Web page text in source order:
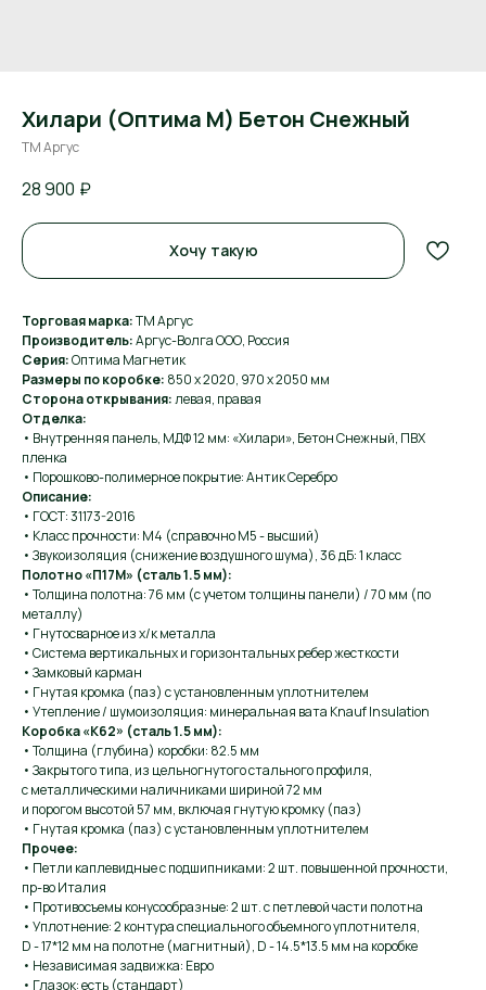
Хилари (Оптима М) Бетон Снежный
ТМ Аргус
28 900 ₽
Хочу такую
Торговая марка:ТМ Аргус
Производитель:Аргус-Волга ООО, Россия
Серия:Оптима Магнетик
Размеры по коробке: 850 х 2020, 970 х 2050 мм
Сторона открывания:левая, правая
Отделка:
• Внутренняя панель, МДФ 12 мм: «Хилари», Бетон Снежный, ПВХ
пленка
• Порошково-полимерное покрытие: Антик Серебро
Описание:
• ГОСТ: 31173-2016
• Класс прочности: М4 (справочно М5 - высший)
• Звукоизоляция (снижение воздушного шума), 36 дБ: 1 класс
Полотно «П17М» (сталь 1.5 мм):
• Толщина полотна: 76 мм (с учетом толщины панели) / 70 мм (по
металлу)
• Гнутосварное из х/к металла
• Система вертикальных и горизонтальных ребер жесткости
• Замковый карман
• Гнутая кромка (паз) с установленным уплотнителем
• Утепление / шумоизоляция: минеральная вата Knauf Insulation
Коробка «К62» (сталь 1.5 мм):
• Толщина (глубина) коробки: 82.5 мм
• Закрытого типа, из цельногнутого стального профиля,
с металлическими наличниками шириной 72 мм
и порогом высотой 57 мм, включая гнутую кромку (паз)
• Гнутая кромка (паз) с установленным уплотнителем
Прочее:
• Петли каплевидные с подшипниками: 2 шт. повышенной прочности,
пр-во Италия
• Противосъемы конусообразные: 2 шт. с петлевой части полотна
• Уплотнение: 2 контура специального объемного уплотнителя,
D - 17*12 мм на полотне (магнитный), D - 14.5*13.5 мм на коробке
• Независимая задвижка: Евро
• Глазок: есть (стандарт)